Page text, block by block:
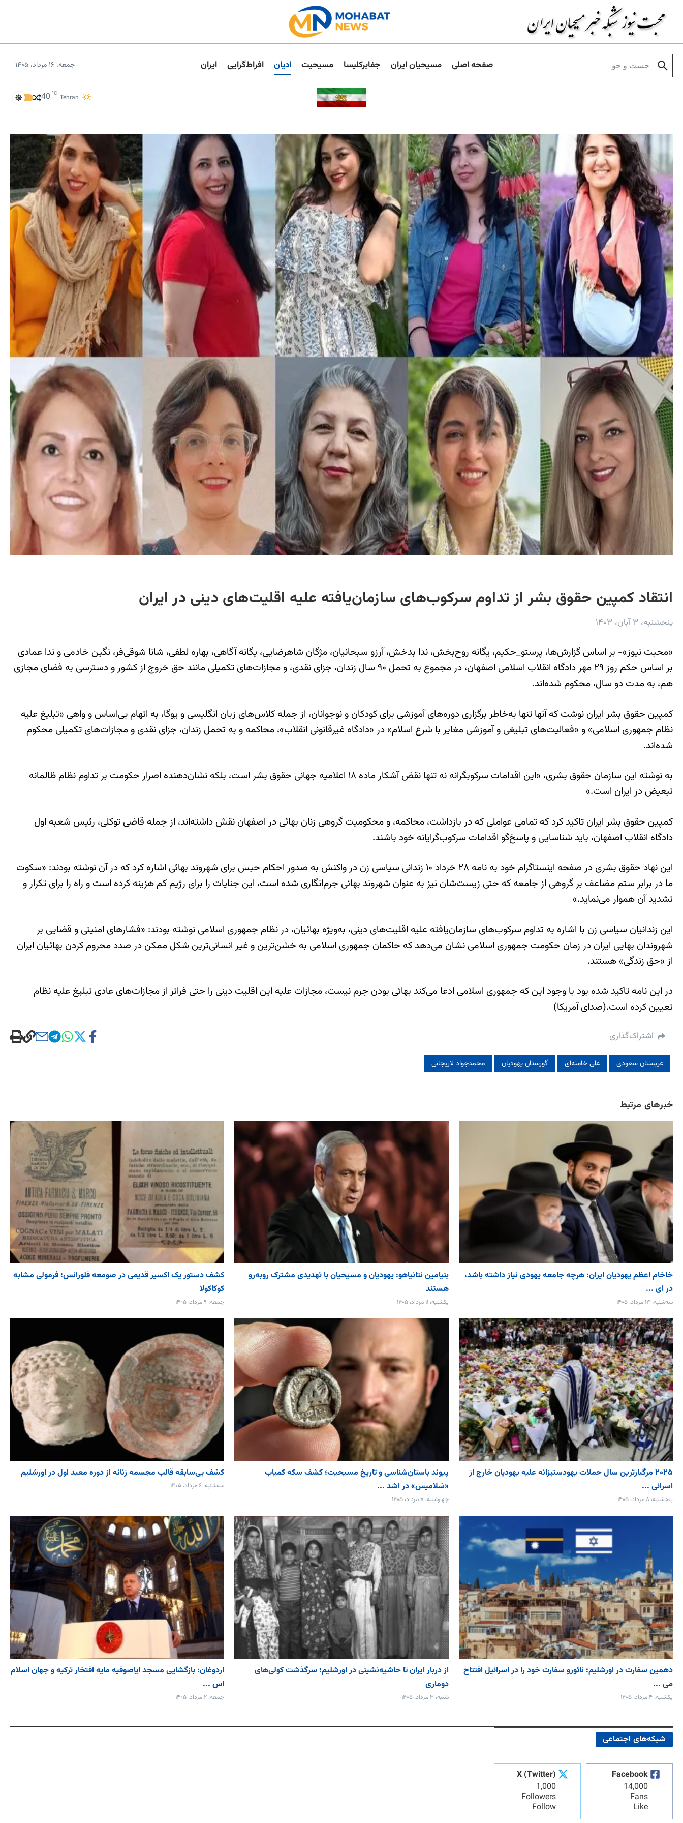
صفحه اصلی مسیحیان ایران جفا‌بر‌کلیسا مسیحیت ادیان افراط‌گرایی ایران جمعه، ۱۶ مرداد، ۱۴۰۵
Tehran
40 °C
انتقاد کمپین حقوق بشر از تداوم سرکوب‌های سازمان‌یافته علیه اقلیت‌های دینی در ایران
پنجشنبه، ۳ آبان، ۱۴۰۳
بر اساس حکم روز ۲۹ مهر دادگاه انقلاب اسلامی اصفهان‬⁩، در مجموع به تحمل ۹۰ سال زندان، جزای نقدی، و مجازات‌های تکمیلی مانند حق خروج از کشور و دسترسی به فضای مجازی
هم، به مدت دو سال، محکوم شده‌اند.
کمپین حقوق بشر ایران نوشت که آنها تنها به‌خاطر برگزاری دوره‌های آموزشی برای کودکان و نوجوانان، از جمله کلاس‌های زبان انگلیسی و یوگا، به اتهام بی‌اساس و واهی «تبلیغ علیه
نظام جمهوری اسلامی» و «فعالیت‌های تبلیغی و آموزشی مغایر با شرع اسلام» در «دادگاه غیرقانونی انقلاب»، محاکمه و به تحمل زندان، جزای نقدی و مجازات‌های تکمیلی محکوم
شده‌اند.
به نوشته این سازمان حقوق بشری، «این اقدامات سرکوبگرانه نه تنها نقض آشکار ماده ۱۸ اعلامیه جهانی حقوق بشر است، بلکه نشان‌دهنده اصرار حکومت بر تداوم نظام ظالمانه
تبعیض‌ در ایران است.»
کمپین حقوق بشر ایران تاکید کرد که تمامی عواملی که در بازداشت، محاکمه، و محکومیت گروهی زنان بهائی در اصفهان نقش داشته‌اند، از جمله قاضی توکلی، رئیس شعبه اول
دادگاه انقلاب اصفهان، باید شناسایی و پاسخ‌گو اقدامات سرکوب‌گرایانه خود باشند.
این نهاد حقوق بشری در صفحه اینستاگرام خود به نامه ۲۸ خرداد ۱۰ زندانی سیاسی زن در واکنش به صدور احکام حبس برای شهروند بهائی اشاره کرد که در آن نوشته بودند: «سکوت
ما در برابر ستم مضاعف بر گروهی از جامعه که حتی زیست‌شان نیز به عنوان شهروند بهائی جرم‌انگاری شده است، این جنایات را برای رژیم کم هزینه کرده است و راه را برای تکرار و
تشدید آن هموار می‌نماید.»
این زندانیان سیاسی زن با اشاره به تداوم سرکوب‌های سازمان‌یافته علیه اقلیت‌های دینی، به‌ويژه بهائیان، در نظام جمهوری اسلامی نوشته بودند: «فشارهای امنیتی و قضایی بر
شهروندان بهایی ایران در زمان حکومت جمهوری اسلامی نشان می‌دهد که حاکمان جمهوری اسلامی به خشن‌ترین و غیر انسانی‌ترین شکل ممکن در صدد محروم کردن بهائیان ایران
از «حق زندگی» هستند.
در این نامه تاکید شده بود با وجود این که جمهوری اسلامی ادعا می‌کند بهائی بودن جرم نیست، مجازات علیه این اقلیت دینی را حتی فراتر از مجازات‌های عادی تبلیغ علیه نظام
تعیین کرده است.(صدای آمریکا)
اشتراک‌گذاری
عربستان سعودی علی خامنه‌ای گورستان یهودیان محمدجواد لاریجانی
خبرهای مرتبط
خاخام اعظم یهودیان ایران: هرچه جامعه یهودی نیاز داشته باشد،
در ای ...
سه‌شنبه، ۱۳ مرداد، ۱۴۰۵
بنیامین نتانیاهو: یهودیان و مسیحیان با تهدیدی مشترک روبه‌رو
هستند
یکشنبه، ۱۱ مرداد، ۱۴۰۵
کشف دستور یک اکسیر قدیمی در صومعه فلورانس؛ فرمولی مشابه
کوکاکولا
جمعه، ۹ مرداد، ۱۴۰۵
۲۰۲۵ مرگبارترین سال حملات یهودستیزانه علیه یهودیان خارج از
اسرائی ...
پنجشنبه، ۸ مرداد، ۱۴۰۵
پیوند باستان‌شناسی و تاریخ مسیحیت؛ کشف سکه کمیاب
«سَلامیس» در اشد ...
چهارشنبه، ۷ مرداد، ۱۴۰۵
کشف بی‌سابقه قالب مجسمه زنانه از دوره معبد اول در اورشلیم
سه‌شنبه، ۶ مرداد، ۱۴۰۵
دهمین سفارت در اورشلیم؛ نائورو سفارت خود را در اسرائیل افتتاح
می‌ ...
یکشنبه، ۴ مرداد، ۱۴۰۵
از دربار ایران تا حاشیه‌نشینی در اورشلیم؛ سرگذشت کولی‌های
دوماری
شنبه، ۳ مرداد، ۱۴۰۵
اردوغان: بازگشایی مسجد ایاصوفیه مایه افتخار ترکیه و جهان اسلام
اس ...
جمعه، ۲ مرداد، ۱۴۰۵
شبکه‌های اجتماعی
Facebook
14,000
Fans
Like
X (Twitter)
1,000
Followers
Follow